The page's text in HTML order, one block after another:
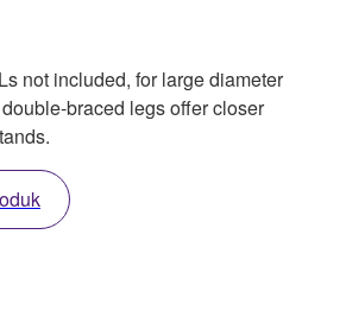
not included, for large diameter
braced legs offer closer